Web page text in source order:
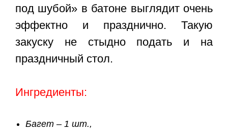
под шубой» в батоне выглядит очень
эффектно и празднично. Такую
закуску не стыдно подать и на
праздничный стол.
Ингредиенты:
Багет – 1 шт.,